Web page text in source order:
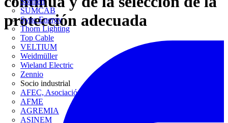
SUMCAB
Sync Energy
Thorn Lighting
Top Cable
VELTIUM
Weidmüller
Wieland Electric
Zennio
Socio industrial
AFEC, Asociación de Fabricantes de Equipos de Climatización
AFME
AGREMIA
ASINEM
protección adecuada